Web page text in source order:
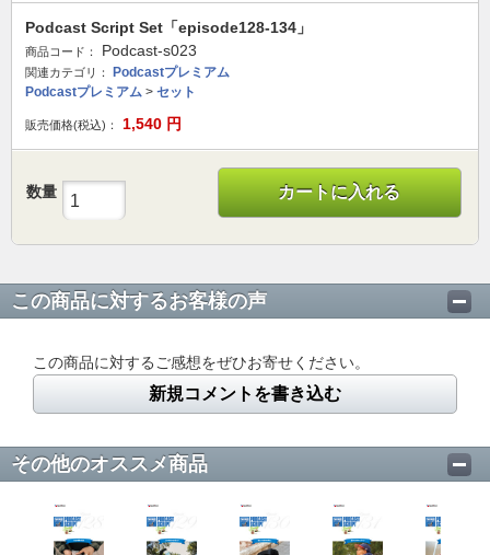
Podcast Script Set「episode128-134」
商品コード： Podcast-s023
関連カテゴリ：
Podcastプレミアム
Podcastプレミアム > セット
販売価格(税込)： 1,540 円
数量 カートに入れる
この商品に対するお客様の声
この商品に対するご感想をぜひお寄せください。
新規コメントを書き込む
その他のオススメ商品